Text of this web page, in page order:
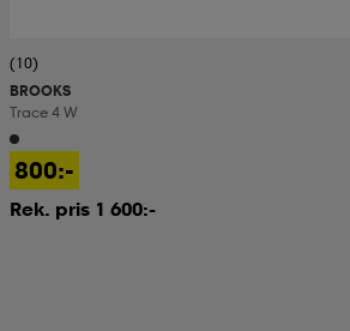
(10)
BROOKS
Trace 4 W
800:-
Rek. pris 1 600:-